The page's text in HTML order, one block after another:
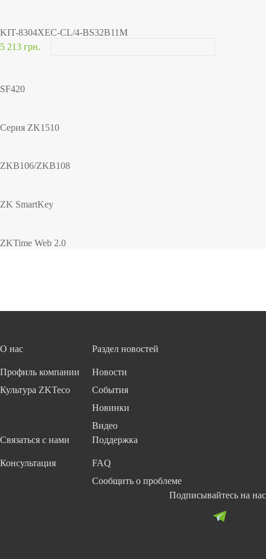
KIT-8304XEC-CL/4-BS32B11M
5 213 грн.
SF420
Серия ZK1510
ZKB106/ZKB108
ZK SmartKey
ZKTime Web 2.0
О нас
Профиль компании
Культура ZKTeco
Раздел новостей
Новости
События
Новинки
Видео
Связаться с нами
Консультация
Поддержка
FAQ
Сообщить о проблеме
Подписывайтесь на нас